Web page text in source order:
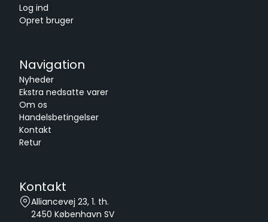
Log ind
Opret bruger
Navigation
Nyheder
Ekstra nedsatte varer
Om os
Handelsbetingelser
Kontakt
Retur
Kontakt
Alliancevej 23, 1. th.
2450 København SV